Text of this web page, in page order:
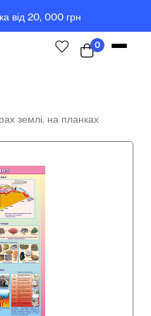
від 20, 000 грн
0
Медичні тренажери та манекени
землі. на планках